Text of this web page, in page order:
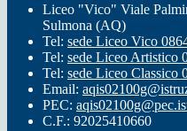
Liceo "Vico" Viale
Sulmona (AQ)
Tel: sede Liceo Vico
Tel: sede Liceo Artistico
Tel: sede Liceo Classico
Email:
PEC:
C.F.: 92025410660